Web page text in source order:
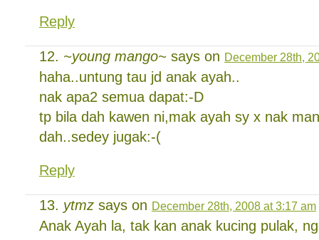
Reply
~young mango~ says on December 28th,
haha..untung tau jd anak ayah..
nak apa2 semua dapat:-D
tp bila dah kawen ni,mak ayah sy x nak
dah..sedey jugak:-(
Reply
ytmz says on December 28th, 2008 at 3:17 am
Anak Ayah la, tak kan anak kucing pulak,